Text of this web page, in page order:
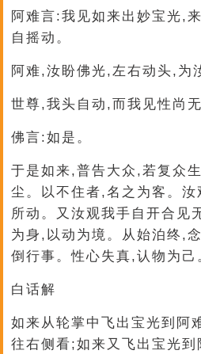
阿难言:我见如来出妙宝光,
自摇动。
阿难,汝盼佛光,左右动头,为
世尊,我头自动,而我见性尚
佛言:如是。
于是如来,普告大众,若复众
尘。以不住者,名之为客。
所动。又汝观我手自开合见
为身,以动为境。从始泊终,
倒行事。性心失真,认物为
白话解
如来从轮掌中飞出宝光到阿
往右侧看;如来又飞出宝光到